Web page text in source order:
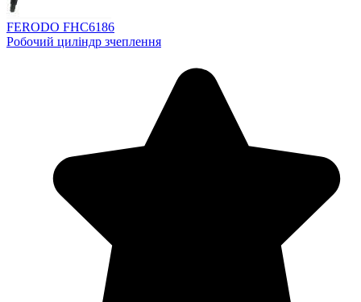
FERODO FHC6186
Робочий циліндр зчеплення